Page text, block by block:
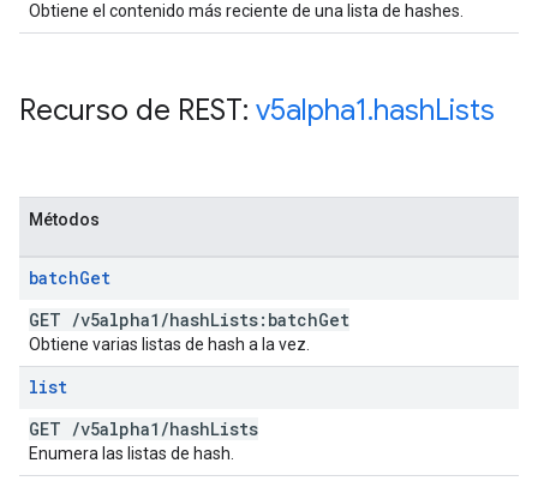
Obtiene el contenido más reciente de una lista de hashes.
Recurso de REST: v5alpha1.hashLists
Métodos
batchGet
GET /v5alpha1 /hashLists:batchGet
Obtiene varias listas de hash a la vez.
list
GET /v5alpha1 /hashLists
Enumera las listas de hash.